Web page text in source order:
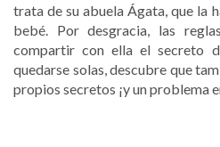
trata de su abuela Ágata, que la
bebé. Por desgracia, las
compartir con ella el secreto
quedarse solas, descubre que
propios secretos ¡y un problema